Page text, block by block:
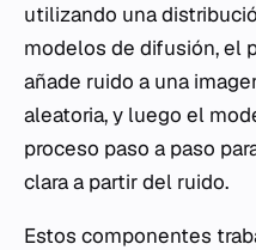
utilizando una
modelos de difusión, el
añade ruido a una
aleatoria, y luego el
proceso paso a paso
clara a partir del ruido.
Estos componentes